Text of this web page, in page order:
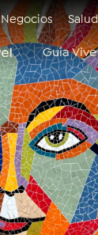
Negocios Salud
Guía